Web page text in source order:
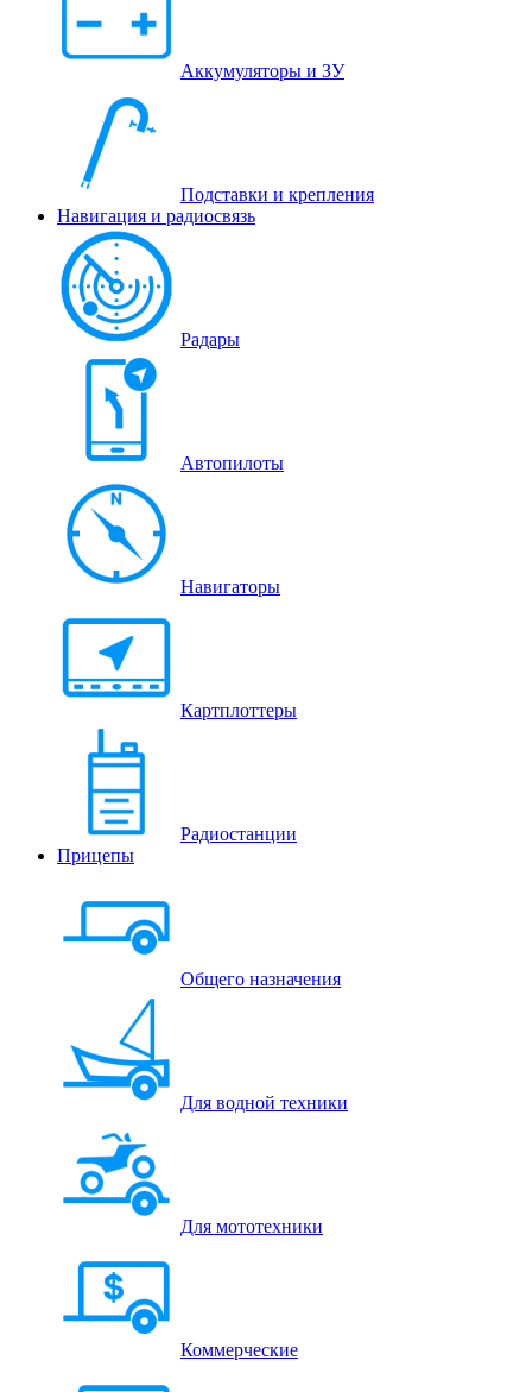
Аккумуляторы и ЗУ
Подставки и крепления
Навигация и радиосвязь
Радары
Автопилоты
Навигаторы
Картплоттеры
Радиостанции
Прицепы
Общего назначения
Для водной техники
Для мототехники
Коммерческие